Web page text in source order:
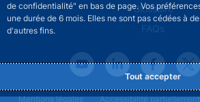
de confidentialité" en bas de page. Vos
une durée de 6 mois. Elles ne sont pas cédées à
d'autres fins.
Tout accepter
Glossaire
FAQs
Mentions légales Accessibilité